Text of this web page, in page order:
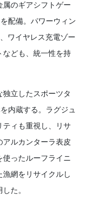
のギアシフトゲー
配備。パワーウィン
ワイヤレス充電ゾー
なども、統一性を持
立したスポーツタ
内蔵する。ラグジュ
ィも重視し、リサ
ルカンターラ表皮
ったルーフライニ
網をリサイクルし
た。